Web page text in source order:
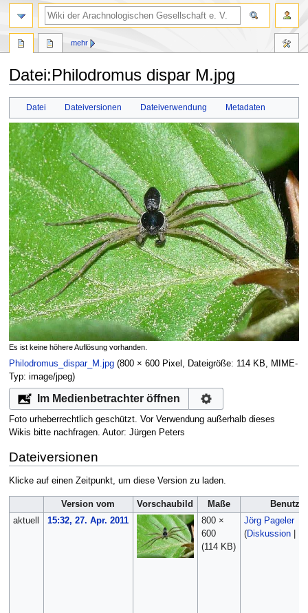
Datei:Philodromus dispar M.jpg
springen
springen
Datei Dateiversionen Dateiverwendung Metadaten
Es ist keine höhere Auflösung vorhanden.
Philodromus_dispar_M.jpg‎ (800 × 600 Pixel, Dateigröße: 114 KB, MIME-
Typ: image/jpeg)
Im Medienbetrachter öffnen
Foto urheberrechtlich geschützt. Vor Verwendung außerhalb dieses
Wikis bitte nachfragen. Autor: Jürgen Peters
Dateiversionen
Klicke auf einen Zeitpunkt, um diese Version zu laden.
Version vom Vorschaubild Maße
Benutzer
aktuell
15:32, 27. Apr. 2011
800 ×
600
(114 KB)
Jörg Pageler
(Diskussion|
mehr